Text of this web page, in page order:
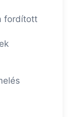
fordított